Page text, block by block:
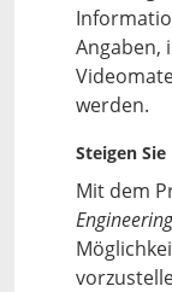
Angaben,
werden.
Steigen
Mit dem
Engineering